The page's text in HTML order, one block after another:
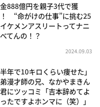
888億円を親子3代で獲
“命がけの仕事”に挑む25
ケメンアスリートってナニ
てんの！？
2024.09.03
半年で10キロくらい痩せた」
漫才師の兄、なかやまきん
にツッコミ「吉本辞めてよ
たですよホンマに（笑）」